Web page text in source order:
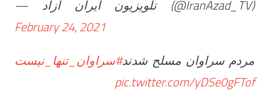
— تلویزیون ایران آزاد (@IranAzad_TV)
February 24, 2021
مردم سراوان مسلح شدند#سراوان_تنها_نیست
pic.twitter.com/yDSe0gFTof